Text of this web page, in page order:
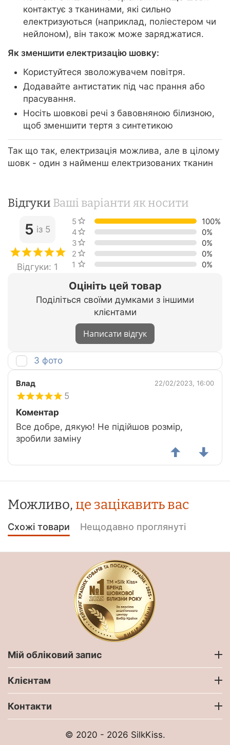
контактує з тканинами, які сильно
електризуються (наприклад, поліестером чи
нейлоном), він також може заряджатися.
Як зменшити електризацію шовку:
Користуйтеся зволожувачем повітря.
Додавайте антистатик під час прання або
прасування.
Носіть шовкові речі з бавовняною білизною,
щоб зменшити тертя з синтетикою
Так що так, електризація можлива, але в цілому
шовк - один з найменш електризованих тканин
Відгуки Ваші варіанти як носити
Оцініть цей товар
Поділіться своїми думками з іншими
клієнтами
Написати відгук
5 із 5
Відгуки: 1
5 зірок
100%
4 зірки
0%
3 зірки
0%
2 зірки
0%
1 зірка
0%
З фото
Влад 22/02/2023, 16:00
5
Коментар
Все добре, дякую! Не підійшов розмір,
зробили заміну
Можливо, це зацікавить вас
Схожі товари Нещодавно проглянуті
Мій обліковий запис
Клієнтам
Контакти
© 2020 - 2026 SilkKiss.